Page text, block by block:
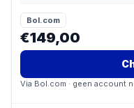
Bol.com
€149,00
Via Bol.com · geen account